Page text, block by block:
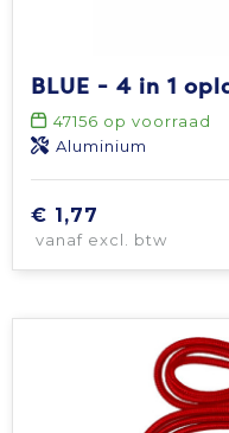
BLUE - 4 in 1
47156 op voorraad
Aluminium
€ 1,77
vanaf excl. btw